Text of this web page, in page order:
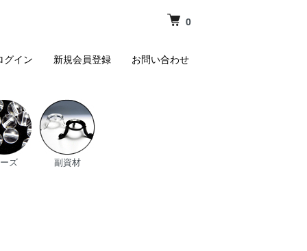
0
グイン 新規会員登録 お問い合わせ
ズ 副資材